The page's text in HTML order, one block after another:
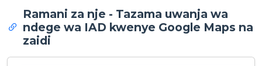
Ramani za nje - Tazama uwanja wa
ndege wa IAD kwenye Google Maps na
zaidi